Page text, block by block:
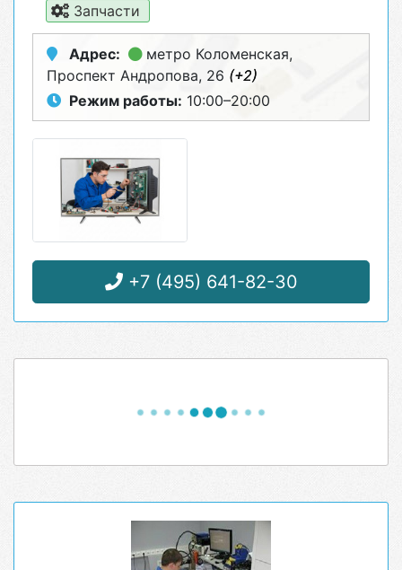
Запчасти
Адрес: метро Коломенская,
Проспект Андропова, 26 (+2)
Режим работы: 10:00–20:00
+7 (495) 641-82-30